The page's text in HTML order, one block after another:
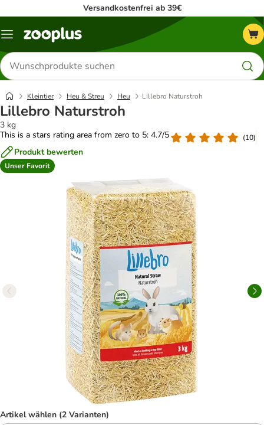
Versandkostenfrei ab 39€
Menü
Produkte
suchen
Kleintier Heu & Streu Heu Lillebro Naturstroh
Lillebro Naturstroh
3 kg
This is a stars rating area from zero to 5: 4.7/5
(10)
Produkt bewerten
Unser Favorit
Artikel wählen (2 Varianten)